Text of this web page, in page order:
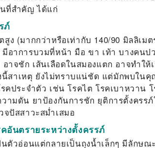
ที่สำคัญ ได้แก่
ภ์
(มากกว่าหรือเท่ากับ 140/90 มิลลิเม
อาการบวมที่หน้า มือ ขา เท้า บางคนป
จชัก เส้นเลือดในสมองแตก อาจทำให้
สาเหตุ ยังไม่ทราบแน่ชัด แต่มักพบใน
ประจำตัว เช่น โรคไต โรคเบาหวาน
มดัน ยาป้องกันการชัก ยุติการตั้งครรภ์
ปัสสาวะสม่ำเสมอ
อันตรายระหว่างตั้งครรภ์
ตัวอ่อนแต่กลายเป็นถุงน้ำเล็กๆ มีลักษ